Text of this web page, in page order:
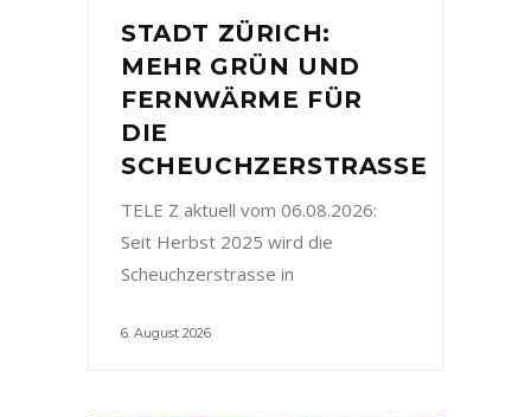
STADT ZÜRICH:
MEHR GRÜN UND
FERNWÄRME FÜR
DIE
SCHEUCHZERSTRASSE
TELE Z aktuell vom 06.08.2026:
Seit Herbst 2025 wird die
Scheuchzerstrasse in
6. August 2026